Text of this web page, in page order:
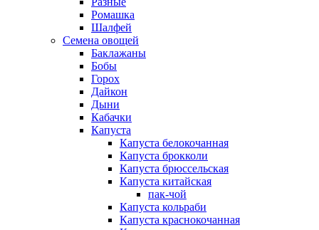
Ромашка
Шалфей
Семена овощей
Баклажаны
Бобы
Горох
Дайкон
Дыни
Кабачки
Капуста
Капуста белокочанная
Капуста брокколи
Капуста брюссельская
Капуста китайская
пак-чой
Капуста кольраби
Капуста краснокочанная